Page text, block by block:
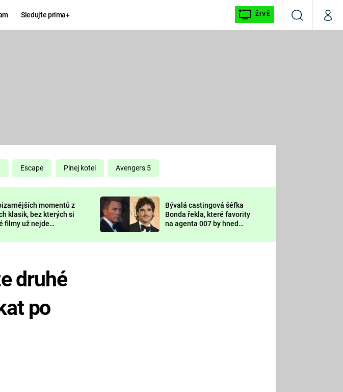
Sledujte prima+ ŽIVĚ
VyhledáváníMůj
KOMEDIE
CHUCK
NORRIS
DEADPOOL
Prima LAJK
Sledujte nás
Escape Plnej kotel Avengers 5
momentů z
klasik, bez kterých si
filmy už nejde
Bývalá castingová šéfka
Bonda řekla, které favority
na agenta 007 by hned
druhé
po